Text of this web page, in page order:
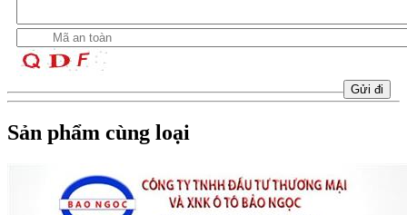
Sản phẩm cùng loại